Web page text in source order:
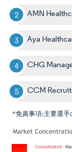
AMN
Aya
CHG
CCM
*免責事項:主要選手